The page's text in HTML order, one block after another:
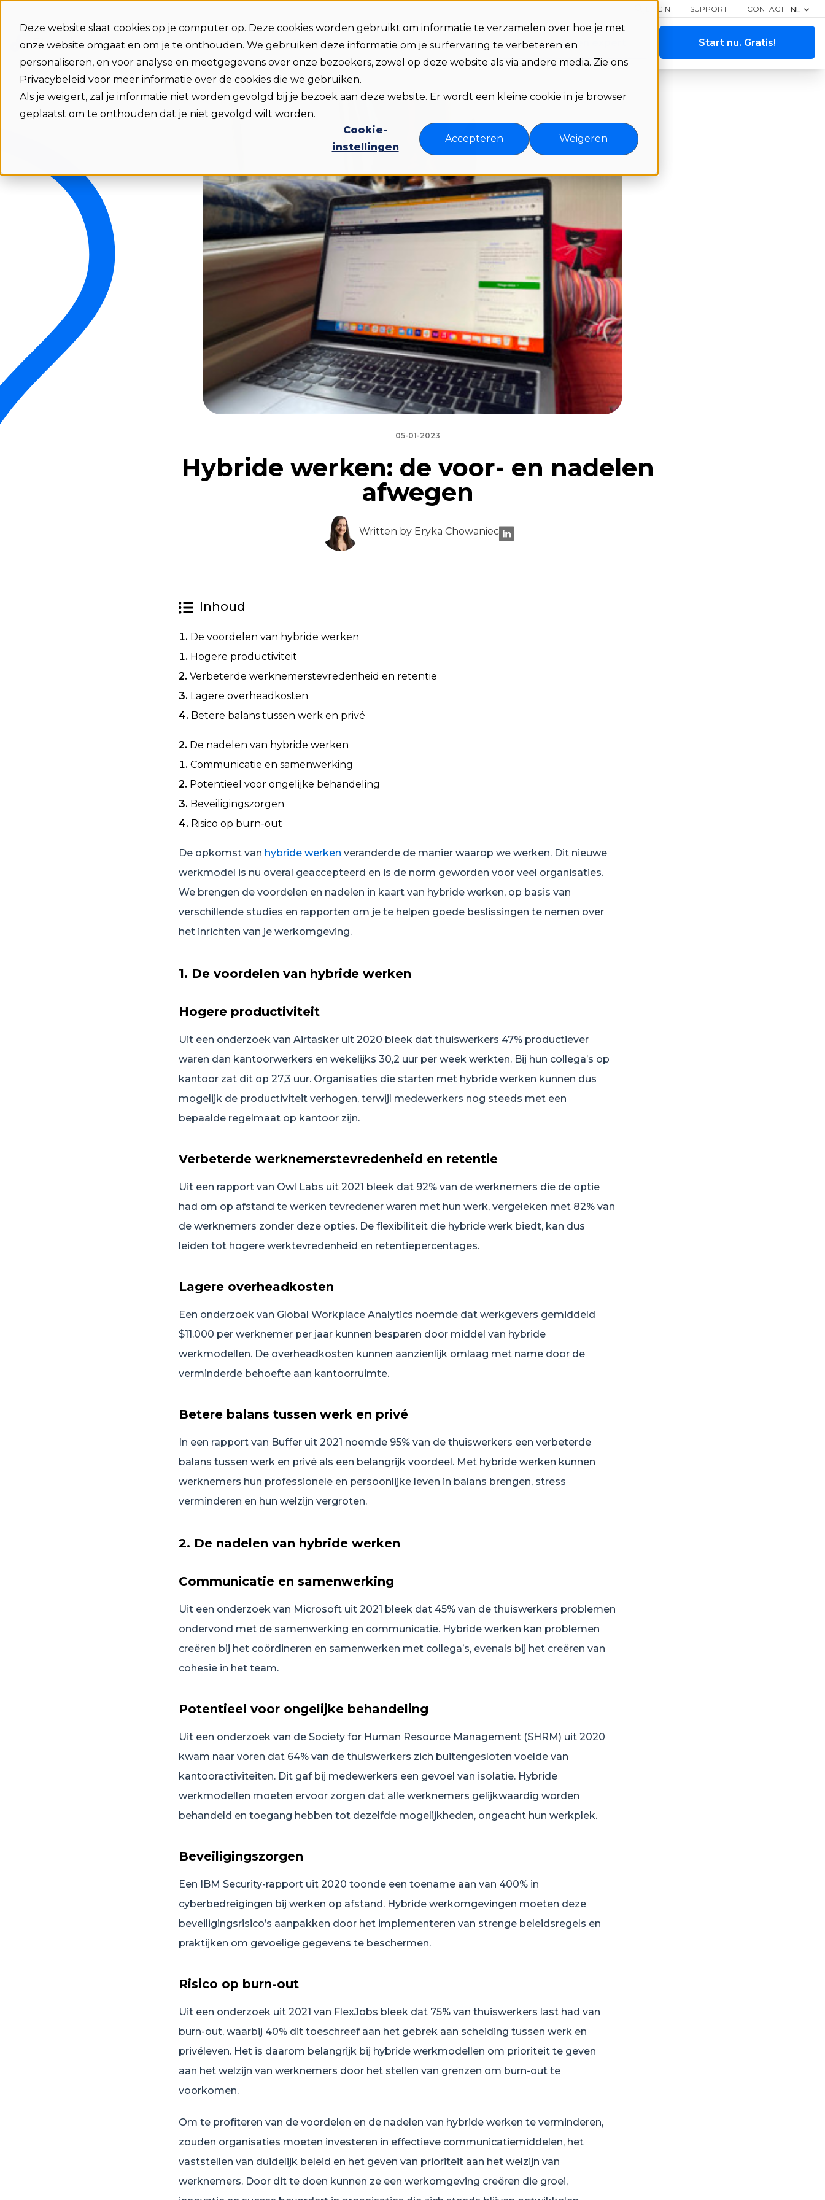
Deze website slaat cookies op je computer op. Deze cookies worden gebruikt om informatie te verzamelen over hoe je met
onze website omgaat en om je te onthouden. We gebruiken deze informatie om je surfervaring te verbeteren en
personaliseren, en voor analyse en meetgegevens over onze bezoekers, zowel op deze website als via andere media. Zie ons
Privacybeleid voor meer informatie over de cookies die we gebruiken.
Als je weigert, zal je informatie niet worden gevolgd bij je bezoek aan deze website. Er wordt een kleine cookie in je browser
geplaatst om te onthouden dat je niet gevolgd wilt worden.
Cookie-
instellingen
Accepteren Weigeren
LOGIN SUPPORT CONTACT NL
Functies Integraties Voordelen Prijzen Over ons Bronnen Praat met een expert Start nu. Gratis!
05-01-2023
Hybride werken: de voor- en nadelen
afwegen
Written by Eryka Chowaniec
Inhoud
De voordelen van hybride werken
Hogere productiviteit
Verbeterde werknemerstevredenheid en retentie
Lagere overheadkosten
Betere balans tussen werk en privé
De nadelen van hybride werken
Communicatie en samenwerking
Potentieel voor ongelijke behandeling
Beveiligingszorgen
Risico op burn-out
De opkomst van hybride werken veranderde de manier waarop we werken. Dit nieuwe
werkmodel is nu overal geaccepteerd en is de norm geworden voor veel organisaties.
We brengen de voordelen en nadelen in kaart van hybride werken, op basis van
verschillende studies en rapporten om je te helpen goede beslissingen te nemen over
het inrichten van je werkomgeving.
1. De voordelen van hybride werken
Hogere productiviteit
Uit een onderzoek van Airtasker uit 2020 bleek dat thuiswerkers 47% productiever
waren dan kantoorwerkers en wekelijks 30,2 uur per week werkten. Bij hun collega’s op
kantoor zat dit op 27,3 uur. Organisaties die starten met hybride werken kunnen dus
mogelijk de productiviteit verhogen, terwijl medewerkers nog steeds met een
bepaalde regelmaat op kantoor zijn.
Verbeterde werknemerstevredenheid en retentie
Uit een rapport van Owl Labs uit 2021 bleek dat 92% van de werknemers die de optie
had om op afstand te werken tevredener waren met hun werk, vergeleken met 82% van
de werknemers zonder deze opties. De flexibiliteit die hybride werk biedt, kan dus
leiden tot hogere werktevredenheid en retentiepercentages.
Lagere overheadkosten
Een onderzoek van Global Workplace Analytics noemde dat werkgevers gemiddeld
$11.000 per werknemer per jaar kunnen besparen door middel van hybride
werkmodellen. De overheadkosten kunnen aanzienlijk omlaag met name door de
verminderde behoefte aan kantoorruimte.
Betere balans tussen werk en privé
In een rapport van Buffer uit 2021 noemde 95% van de thuiswerkers een verbeterde
balans tussen werk en privé als een belangrijk voordeel. Met hybride werken kunnen
werknemers hun professionele en persoonlijke leven in balans brengen, stress
verminderen en hun welzijn vergroten.
2. De nadelen van hybride werken
Communicatie en samenwerking
Uit een onderzoek van Microsoft uit 2021 bleek dat 45% van de thuiswerkers problemen
ondervond met de samenwerking en communicatie. Hybride werken kan problemen
creëren bij het coördineren en samenwerken met collega’s, evenals bij het creëren van
cohesie in het team.
Potentieel voor ongelijke behandeling
Uit een onderzoek van de Society for Human Resource Management (SHRM) uit 2020
kwam naar voren dat 64% van de thuiswerkers zich buitengesloten voelde van
kantooractiviteiten. Dit gaf bij medewerkers een gevoel van isolatie. Hybride
werkmodellen moeten ervoor zorgen dat alle werknemers gelijkwaardig worden
behandeld en toegang hebben tot dezelfde mogelijkheden, ongeacht hun werkplek.
Beveiligingszorgen
Een IBM Security-rapport uit 2020 toonde een toename aan van 400% in
cyberbedreigingen bij werken op afstand. Hybride werkomgevingen moeten deze
beveiligingsrisico’s aanpakken door het implementeren van strenge beleidsregels en
praktijken om gevoelige gegevens te beschermen.
Risico op burn-out
Uit een onderzoek uit 2021 van FlexJobs bleek dat 75% van thuiswerkers last had van
burn-out, waarbij 40% dit toeschreef aan het gebrek aan scheiding tussen werk en
privéleven. Het is daarom belangrijk bij hybride werkmodellen om prioriteit te geven
aan het welzijn van werknemers door het stellen van grenzen om burn-out te
voorkomen.
Om te profiteren van de voordelen en de nadelen van hybride werken te verminderen,
zouden organisaties moeten investeren in effectieve communicatiemiddelen, het
vaststellen van duidelijk beleid en het geven van prioriteit aan het welzijn van
werknemers. Door dit te doen kunnen ze een werkomgeving creëren die groei,